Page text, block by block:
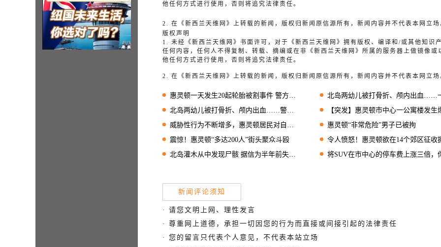
他任何方式进行使用，否则将追究法律责任。
2. 在《新西兰天维网》上转载的新闻，版权归新闻原信源所有，新闻内容并不代表本网立场
版权声明
1. 未经《新西兰天维网》书面许可，对于《新西兰天维网》拥有版权、编译和/或其他知识
任何内容，任何人不得复制、转载、摘编或在非《新西兰天维网》所属的服务器上做镜像或
他任何方式进行使用，否则将追究法律责任。
2. 在《新西兰天维网》上转载的新闻，版权归新闻原信源所有，新闻内容并不代表本网立场
惠灵顿一天发生20起轮胎被割事件 警方呼吁提供线索
北岛两幼儿被打骨折、颅内出血……一人主动找到警
北岛两幼儿被打骨折、颅内出血……警方呼吁提供线索
【突发】惠灵顿市中心一公寓楼发生爆炸 2人受
威胁性行为不断增多，惠灵顿居民对自身安全倍感不安
惠灵顿“非常危险”男子已被拘
震惊！惠灵顿“多达200人”街头聚众斗殴
令人愤怒！惠灵顿欲在14个郊区征收拥堵费和停车
北岛灌木从中发现尸骸 据信为半年前失踪男子
将SUV在市中心的停车费上涨三倍，你认为如何
新闻评论须知
· 请您文明上网、理性发言
· 尊重网上道德，承担一切因您的行为而直接或间接引起的法律责任
· 您的留言只代表个人意见，不代表本站立场